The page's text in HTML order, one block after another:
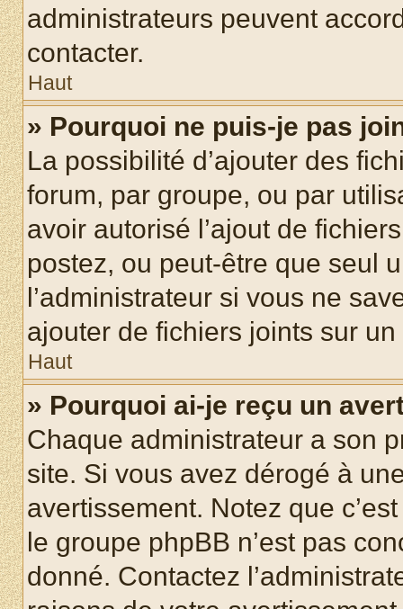
administrateurs peuvent
contacter.
Haut
» Pourquoi ne puis-je pas
La possibilité d’ajouter des
forum, par groupe, ou par
avoir autorisé l’ajout de
postez, ou peut-être que seul
l’administrateur si vous ne
ajouter de fichiers joints sur un
Haut
» Pourquoi ai-je reçu un
Chaque administrateur a son
site. Si vous avez dérogé à
avertissement. Notez que
le groupe phpBB n’est pas
donné. Contactez